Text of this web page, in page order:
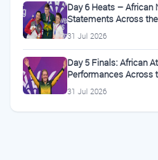
Day 6 Heats – African
Statements Across
31 Jul 2026
Day 5 Finals: African
Performances Across
31 Jul 2026